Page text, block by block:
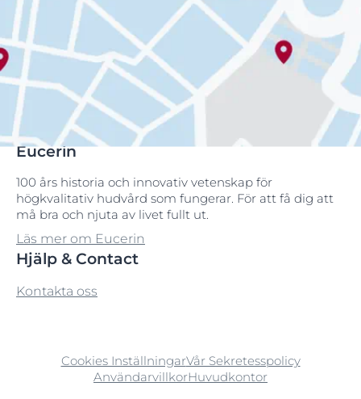
Eucerin
100 års historia och innovativ vetenskap för
högkvalitativ hudvård som fungerar. För att få dig att
må bra och njuta av livet fullt ut.
Läs mer om Eucerin
Hjälp & Contact
Kontakta oss
Cookies InställningarVår Sekretesspolicy
AnvändarvillkorHuvudkontor